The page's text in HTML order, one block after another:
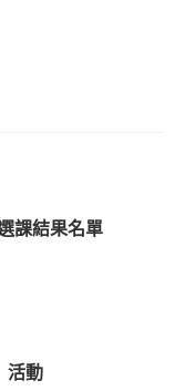
課結果名單
活動